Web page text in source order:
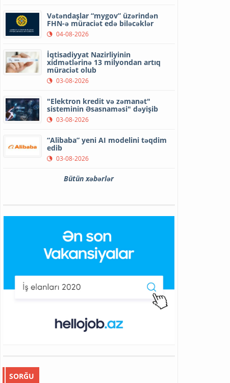
Vətəndaşlar “mygov” üzərindən
FHN-ə müraciət edə biləcəklər
04-08-2026
İqtisadiyyat Nazirliyinin
xidmətlərinə 13 milyondan artıq
müraciət olub
03-08-2026
"Elektron kredit və zəmanət"
sisteminin Əsasnaməsi" dəyişib
03-08-2026
“Alibaba” yeni AI modelini təqdim
edib
03-08-2026
Bütün xəbərlər
SORĞU